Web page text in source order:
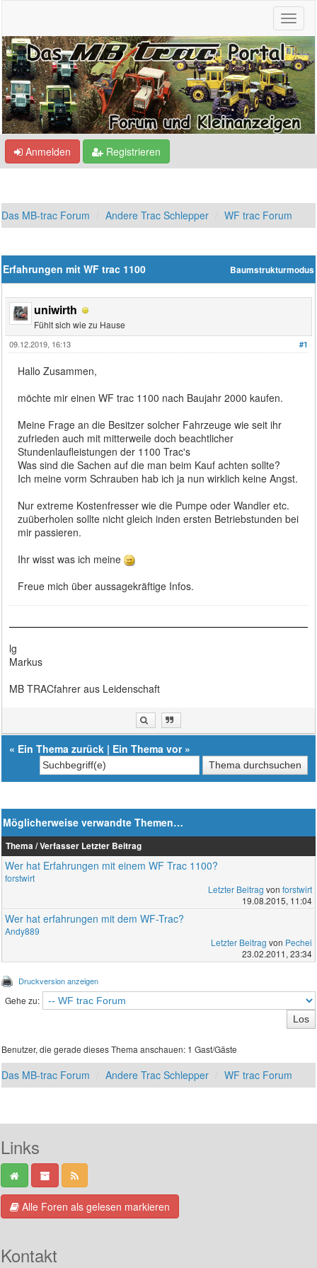
Anmelden Registrieren
Das MB-trac Forum Andere Trac Schlepper WF trac Forum
Baumstrukturmodus
Erfahrungen mit WF trac 1100
uniwirth
Fühlt sich wie zu Hause
#1
09.12.2019, 16:13
Hallo Zusammen,
möchte mir einen WF trac 1100 nach Baujahr 2000 kaufen.
Meine Frage an die Besitzer solcher Fahrzeuge wie seit ihr
zufrieden auch mit mitterweile doch beachtlicher
Stundenlaufleistungen der 1100 Trac's
Was sind die Sachen auf die man beim Kauf achten sollte?
Ich meine vorm Schrauben hab ich ja nun wirklich keine Angst.
Nur extreme Kostenfresser wie die Pumpe oder Wandler etc.
zuüberholen sollte nicht gleich inden ersten Betriebstunden bei
mir passieren.
Ihr wisst was ich meine
Freue mich über aussagekräftige Infos.
lg
Markus
MB TRACfahrer aus Leidenschaft
« Ein Thema zurück | Ein Thema vor»
Möglicherweise verwandte Themen…
Thema / Verfasser Letzter Beitrag
Wer hat Erfahrungen mit einem WF Trac 1100?
forstwirt
Letzter Beitrag von forstwirt
19.08.2015, 11:04
Wer hat erfahrungen mit dem WF-Trac?
Andy889
Letzter Beitrag von Pechei
23.02.2011, 23:34
Druckversion anzeigen
Gehe zu:
Benutzer, die gerade dieses Thema anschauen: 1 Gast/Gäste
Das MB-trac Forum Andere Trac Schlepper WF trac Forum
Links
Alle Foren als gelesen markieren
Kontakt